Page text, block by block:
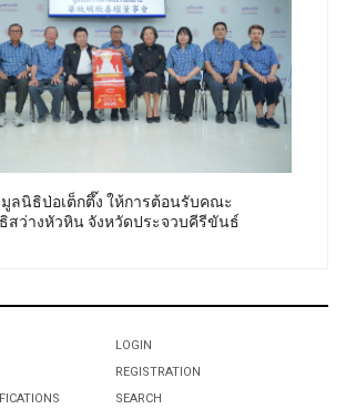
ลนิธิป่อเต็กตึ๊ง ให้การต้อนรับคณะ
สว่างหัวหิน จังหวัดประจวบคีรีขันธ์
LOGIN
REGISTRATION
SEARCH